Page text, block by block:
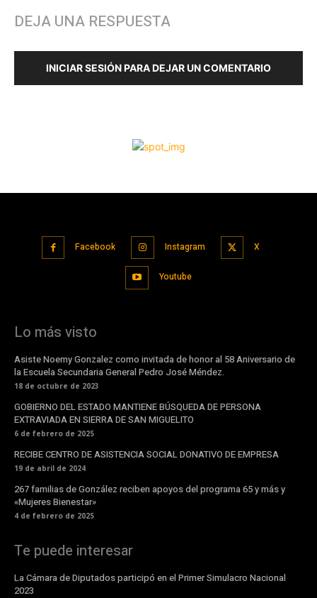
Facebook Instagram X
Youtube
Lo más visto
Asiste Noemy Gonzalez como invitada de honor al 58 Aniversario de
la Escuela Secundaria General Pedro José Méndez.
18 de octubre de 2023
GOBIERNO DEL ESTADO MANTIENE BÚSQUEDA DE PERSONA
EXTRAVIADA EN SIERRA DE SAN MIGUELITO
6 de febrero de 2025
RECIBE CENTRO DE ASISTENCIA SOCIAL DONATIVO DE EMPRESA
19 de abril de 2024
267 familias de González reciben apoyos del programa 65 y más y
«Mujeres Bienestar»
4 de febrero de 2025
Te puede interesar
La Cámara de Diputados participó en el Primer Simulacro Nacional
2023